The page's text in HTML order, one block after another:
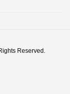
Reserved.